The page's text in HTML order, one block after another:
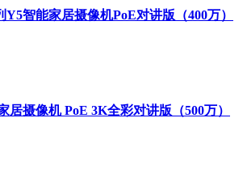
Y5智能家居摄像机PoE对讲版（400万）
居摄像机 PoE 3K全彩对讲版（500万）